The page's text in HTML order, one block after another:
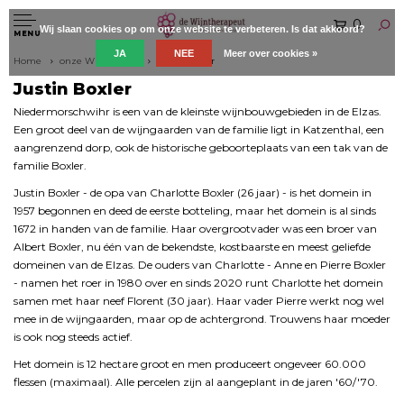
MENU
0
Home onze Wijnboeren Justin Boxler
Justin Boxler
Niedermorschwihr is een van de kleinste wijnbouwgebieden in de Elzas.
Een groot deel van de wijngaarden van de familie ligt in Katzenthal, een
aangrenzend dorp, ook de historische geboorteplaats van een tak van de
familie Boxler.
Justin Boxler - de opa van Charlotte Boxler (26 jaar) - is het domein in
1957 begonnen en deed de eerste botteling, maar het domein is al sinds
1672 in handen van de familie. Haar overgrootvader was een broer van
Albert Boxler, nu één van de bekendste, kostbaarste en meest geliefde
domeinen van de Elzas. De ouders van Charlotte - Anne en Pierre Boxler
- namen het roer in 1980 over en sinds 2020 runt Charlotte het domein
samen met haar neef Florent (30 jaar). Haar vader Pierre werkt nog wel
mee in de wijngaarden, maar op de achtergrond. Trouwens haar moeder
is ook nog steeds actief.
Het domein is 12 hectare groot en men produceert ongeveer 60.000
flessen (maximaal). Alle percelen zijn al aangeplant in de jaren '60/'70.
Wij slaan cookies op om onze website te verbeteren. Is dat akkoord?
JA NEE Meer over cookies »